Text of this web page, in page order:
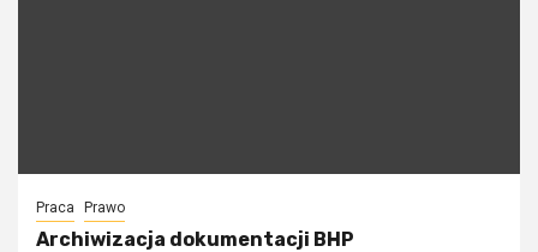
Praca Prawo
Archiwizacja dokumentacji BHP